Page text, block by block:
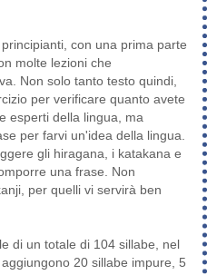
con una prima parte
molte lezioni che
Non solo tanto testo quindi,
per verificare quanto avete
esperti della lingua, ma
per farvi un'idea della lingua.
gli hiragana, i katakana e
una frase. Non
per quelli vi servirà ben
di un totale di 104 sillabe, nel
20 sillabe impure, 5